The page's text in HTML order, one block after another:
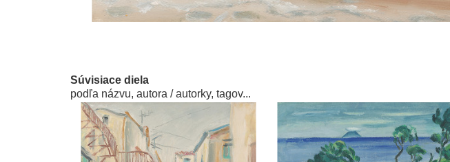
Súvisiace diela
podľa názvu, autora / autorky, tagov...